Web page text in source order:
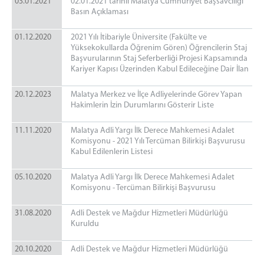
Basın Açıklaması
01.12.2020
2021 Yılı İtibariyle Üniversite (Fakülte ve
Yüksekokullarda Öğrenim Gören) Öğrencilerin Staj
Başvurularının Staj Seferberliği Projesi Kapsamında
Kariyer Kapısı Üzerinden Kabul Edileceğine Dair İlan
20.12.2023
Malatya Merkez ve İlçe Adliyelerinde Görev Yapan
Hakimlerin İzin Durumlarını Gösterir Liste
11.11.2020
Malatya Adli Yargı İlk Derece Mahkemesi Adalet
Komisyonu - 2021 Yılı Tercüman Bilirkişi Başvurusu
Kabul Edilenlerin Listesi
05.10.2020
Malatya Adli Yargı İlk Derece Mahkemesi Adalet
Komisyonu - Tercüman Bilirkişi Başvurusu
31.08.2020
Adli Destek ve Mağdur Hizmetleri Müdürlüğü
Kuruldu
20.10.2020
Adli Destek ve Mağdur Hizmetleri Müdürlüğü